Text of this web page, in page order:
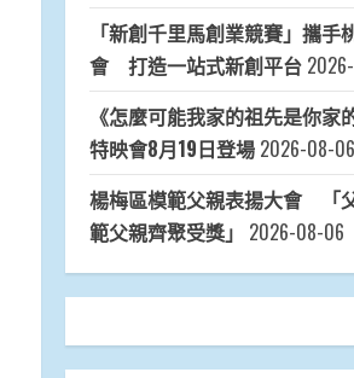
「新創千里馬創業競賽」攜手
會 打造一站式新創平台
《怎麼可能我家的祖先是你
特映會8月19日登場 2026-08-06
楊梅區模範父親表揚大會 「
範父親齊聚受獎」 2026-08-06